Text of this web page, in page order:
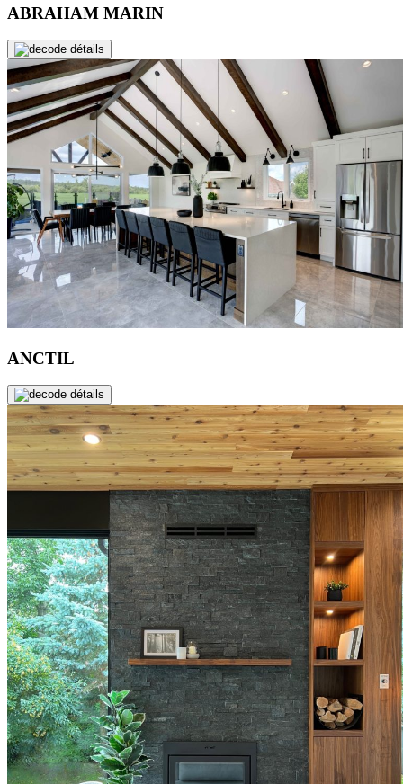
ABRAHAM MARIN
de détails
ANCTIL
de détails